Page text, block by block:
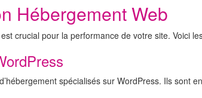
Hébergement Web
crucial pour la performance de votre site. Voici
spécialisés sur WordPress. Ils